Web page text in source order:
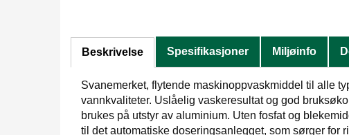
Beskrivelse Spesifikasjoner Miljøinfo
Svanemerket, flytende maskinoppvaskmiddel til alle
vannkvaliteter. Uslåelig vaskeresultat og god
brukes på utstyr av aluminium. Uten fosfat og
til det automatiske doseringsanlegget, som sørger for